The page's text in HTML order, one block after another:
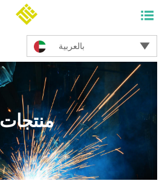

بالعربية 
منتجات